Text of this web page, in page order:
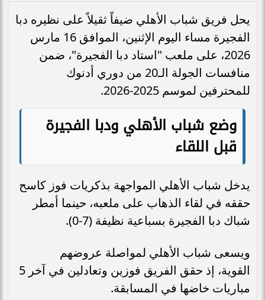
يحل فريق شباب الأهلي ضيفاً ثقيلاً على نظيره دبا
الفجيرة مساء اليوم الإثنين، الموافق 16 مارس
2026، على ملعب "استاد دبا الفجيرة"، ضمن
منافسات الجولة الـ20 من دوري أدنوك
للمحترفين لموسم 2025-2026.
​وضع شباب الأهلي ودبا الفجيرة
قبل اللقاء
​يدخل شباب الأهلي المواجهة بذكريات فوز كاسح
حققه في لقاء الذهاب على ملعبه، حينما أمطر
شباك دبا الفجيرة بسباعية نظيفة (7-0).
ويسعى شباب الأهلي لمواصلة عروضهم
القوية، إذ حقق الفريق فوزين وتعادلين في آخر 5
مباريات خاضها في المسابقة.